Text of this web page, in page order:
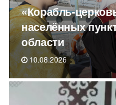
«Корабль-
населённых
области
10.08.2026